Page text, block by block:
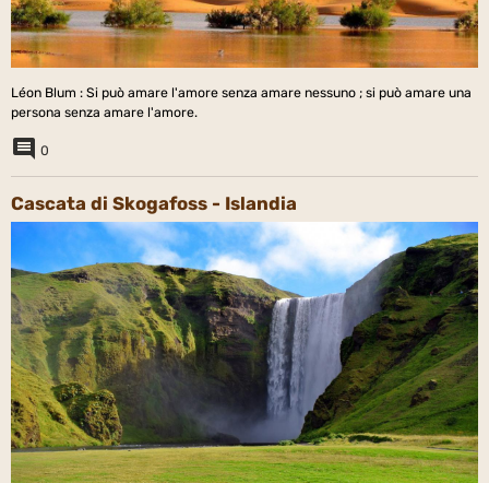
Léon Blum : Si può amare l'amore senza amare nessuno ; si può amare una
persona senza amare l'amore.
0
Cascata di Skogafoss - Islandia